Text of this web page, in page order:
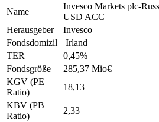
Name
Invesco Markets plc-
USD ACC
Herausgeber
Invesco
Fondsdomizil
Irland
TER
0,45%
Fondsgröße
285,37 Mio€
KGV (PE
Ratio)
18,13
KBV (PB
Ratio)
2,33